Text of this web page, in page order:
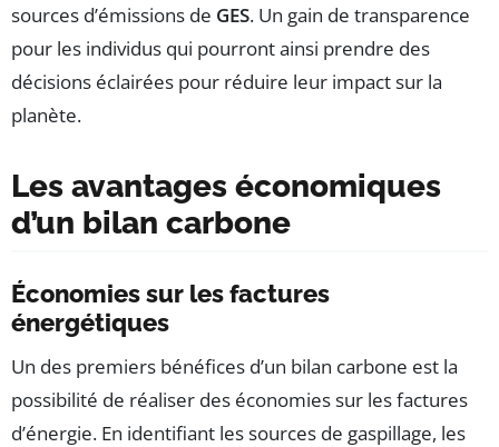
sources d’émissions de GES. Un gain de transparence
pour les individus qui pourront ainsi prendre des
décisions éclairées pour réduire leur impact sur la
planète.
Les avantages économiques
d’un bilan carbone
Économies sur les factures
énergétiques
Un des premiers bénéfices d’un bilan carbone est la
possibilité de réaliser des économies sur les factures
d’énergie. En identifiant les sources de gaspillage, les